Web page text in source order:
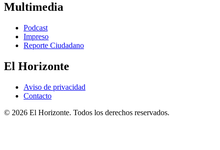
Multimedia
Podcast
Impreso
Reporte Ciudadano
El Horizonte
Aviso de privacidad
Contacto
© 2026 El Horizonte. Todos los derechos reservados.